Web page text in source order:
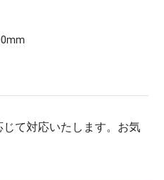
て対応いたします。お気